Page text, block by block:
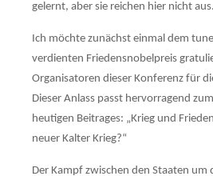
gelernt, aber sie reichen hier nicht aus.
Ich möchte zunächst einmal dem
verdienten Friedens­nobel­preis
Organisatoren dieser Konferenz für
Dieser Anlass passt hervorragend
heutigen Beitrages: „Krieg und
neuer Kalter Krieg?“
Der Kampf zwischen den Staaten um